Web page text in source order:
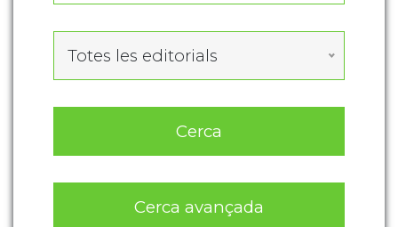
Totes les editorials
Cerca
Cerca avançada